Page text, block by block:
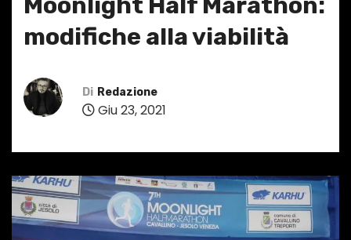
modifiche alla viabilità
Di Redazione
Giu 23, 2021